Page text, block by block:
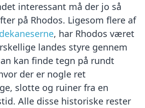
interessant må der jo så
på Rhodos. Ligesom flere af
, har Rhodos været
landes styre gennem
kan finde tegn på rundt
der er nogle ret
slotte og ruiner fra en
Alle disse historiske rester